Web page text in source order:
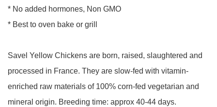
* No added hormones, Non GMO
* Best to oven bake or grill
Savel Yellow Chickens are born, raised, slaughtered and
processed in France. They are slow-fed with vitamin-
enriched raw materials of 100% corn-fed vegetarian and
mineral origin. Breeding time: approx 40-44 days.